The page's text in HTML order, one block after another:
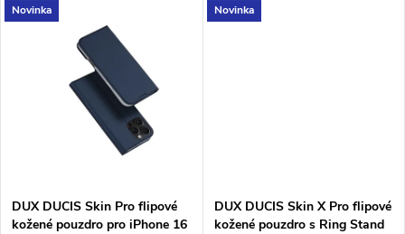
k
k
Novinka
DUX DUCIS Skin Pro flipové
kožené pouzdro pro iPhone 16
Novinka
DUX DUCIS Skin X Pro flipové
kožené pouzdro s Ring Stand